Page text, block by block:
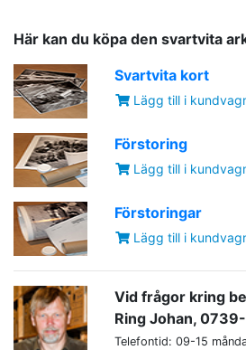
Här kan du köpa den svartvita
Svartvita kort
Lägg till i
Förstoring
Lägg till i
Förstoringar
Lägg till i
Vid frågor kring
Ring Johan,
Telefontid: 09-15